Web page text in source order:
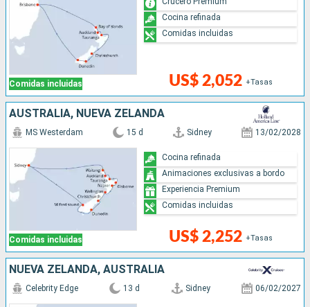
Comidas incluidas US$ 2,052 +Tasas
Cocina refinada
Comidas incluidas
AUSTRALIA, NUEVA ZELANDA
Comidas incluidas
MS Westerdam 15 d Sidney 13/02/2028
US$ 2,252 +Tasas
Cocina refinada
Animaciones exclusivas a bordo
Experiencia Premium
Comidas incluidas
NUEVA ZELANDA, AUSTRALIA
Celebrity Edge 13 d Sidney 06/02/2027